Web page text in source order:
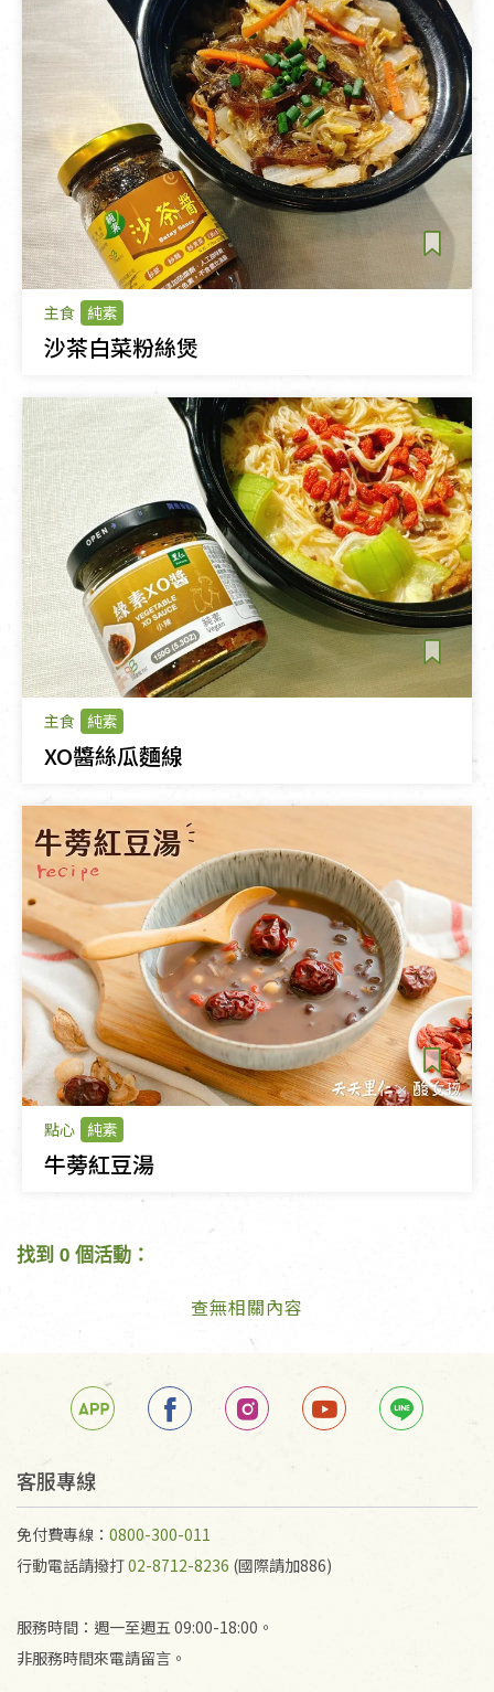
主食 純素
沙茶白菜粉絲煲
主食 純素
XO醬絲瓜麵線
點心 純素
牛蒡紅豆湯
找到 0 個活動：
查無相關內容
客服專線
免付費專線： 0800-300-011
行動電話請撥打02-8712-8236 (國際請加886)
服務時間：週一至週五 09:00-18:00。
非服務時間來電請留言。